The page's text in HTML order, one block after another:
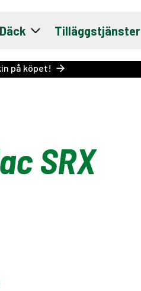
Däck Tilläggstjänster
på köpet!
SRX